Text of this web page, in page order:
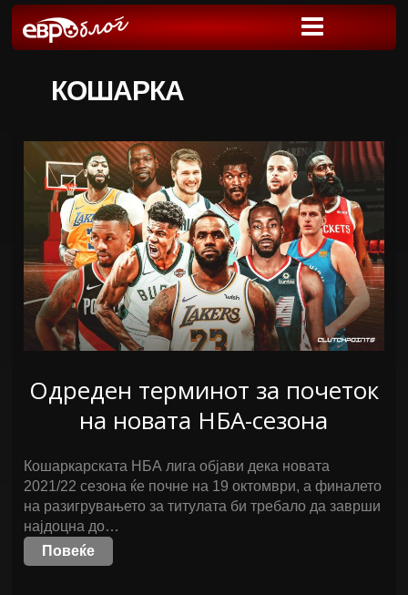
КОШАРКА
Одреден терминот за почеток
на новата НБА-сезона
Кошаркарската НБА лига објави дека новата
2021/22 сезона ќе почне на 19 октомври, а финалето
на разигрувањето за титулата би требало да заврши
најдоцна до…
Повеќе